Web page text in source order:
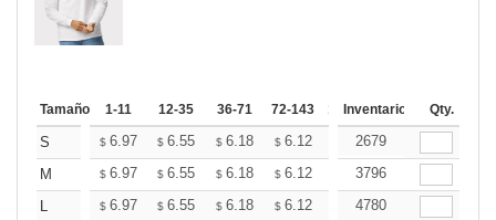
Tamaño 1-11 12-35 36-71 72-143 144-287 288 + Más
Inventario Qty.
S $ 6.97 $ 6.55 $ 6.18 $ 6.12 6.02
2679
M
$ 6.97 $ 6.55 $ 6.18 $ 6.12 6.02
3796
L
$ 6.97 $ 6.55 $ 6.18 $ 6.12 6.02
4780